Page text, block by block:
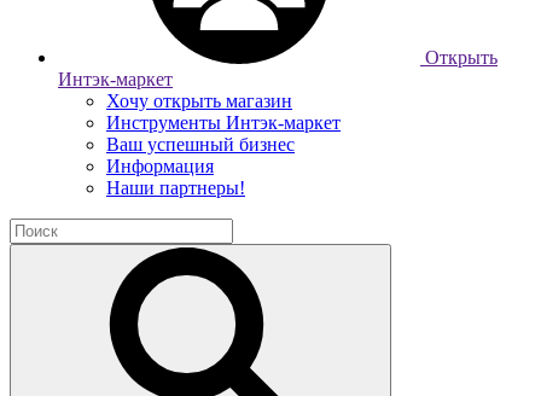
Открыть
Интэк-маркет
Хочу открыть магазин
Инструменты Интэк-маркет
Ваш успешный бизнес
Информация
Наши партнеры!